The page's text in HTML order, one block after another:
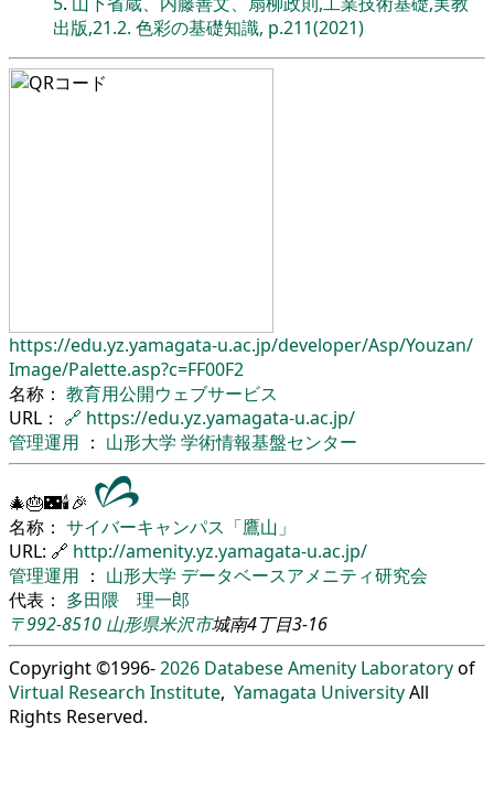
出版,21.2. 色彩の基礎知識, p.211(2021)
https://edu.yz.yamagata-u.ac.jp/developer/Asp/Youzan/
Image/Palette.asp?c=FF00F2
名称： 教育用公開ウェブサービス
URL： 🔗 https://edu.yz.yamagata-u.ac.jp/
管理運用 ： 山形大学 学術情報基盤センター
🎄🎂🌃🕯🎉
名称： サイバーキャンパス「鷹山」
URL: 🔗 http://amenity.yz.yamagata-u.ac.jp/
管理運用 ： 山形大学 データベースアメニティ研究会
代表： 多田隈 理一郎
〒992-8510 山形県米沢市城南4丁目3-16
Copyright ©1996-2026 Databese Amenity Laboratoryof
Virtual Research Institute, Yamagata UniversityAll
Rights Reserved.